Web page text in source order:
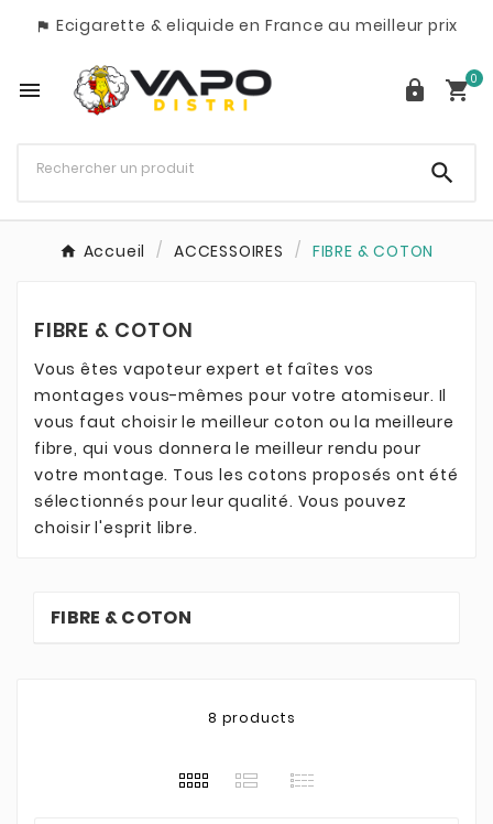
 Ecigarette & eliquide en France au meilleur prix
  0

Accueil ACCESSOIRES FIBRE & COTON
FIBRE & COTON
Vous êtes vapoteur expert et faîtes vos
montages vous-mêmes pour votre atomiseur. Il
vous faut choisir le meilleur coton ou la meilleure
fibre, qui vous donnera le meilleur rendu pour
votre montage. Tous les cotons proposés ont été
sélectionnés pour leur qualité. Vous pouvez
choisir l'esprit libre.
FIBRE & COTON
8 products